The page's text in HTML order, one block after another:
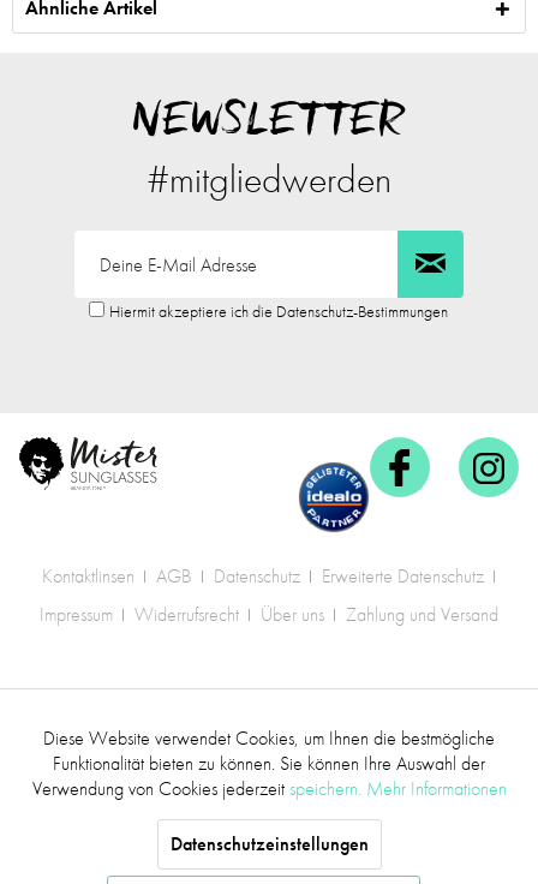
Ähnliche Artikel
NEWSLETTER
#mitgliedwerden
Hiermit akzeptiere ich die Datenschutz-Bestimmungen
Kontaktlinsen AGB Datenschutz
Erweiterte Datenschutz
Impressum
Widerrufsrecht Über uns Zahlung und Versand
Versandkosten.
Funktionale Aktiv
Diese Website verwendet Cookies, um Ihnen die bestmögliche
Funktionalität bieten zu können. Sie können Ihre Auswahl der
Verwendung von Cookies jederzeitspeichern. Mehr Informationen
Datenschutzeinstellungen